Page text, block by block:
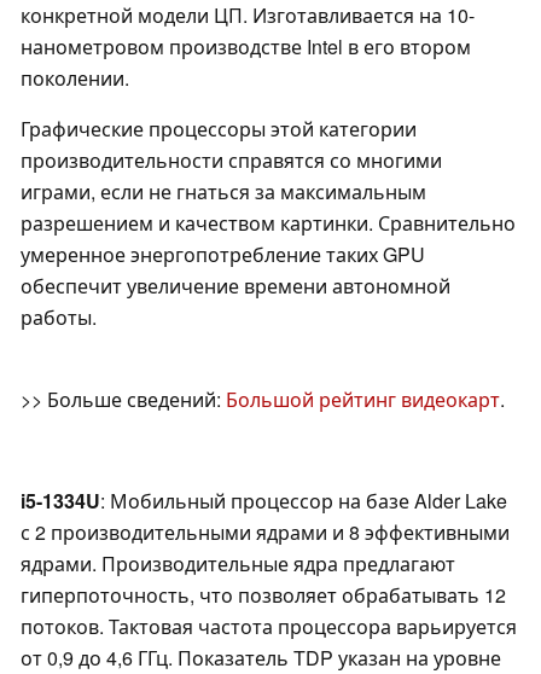
конкретной модели ЦП. Изготавливается на 10-
нанометровом производстве Intel в его втором
поколении.
Графические процессоры этой категории
производительности справятся со многими
играми, если не гнаться за максимальным
разрешением и качеством картинки. Сравнительно
умеренное энергопотребление таких GPU
обеспечит увеличение времени автономной
работы.
>> Больше сведений: Большой рейтинг видеокарт.
i5-1334U: Мобильный процессор на базе Alder Lake
с 2 производительными ядрами и 8 эффективными
ядрами. Производительные ядра предлагают
гиперпоточность, что позволяет обрабатывать 12
потоков. Тактовая частота процессора варьируется
от 0,9 до 4,6 ГГц. Показатель TDP указан на уровне